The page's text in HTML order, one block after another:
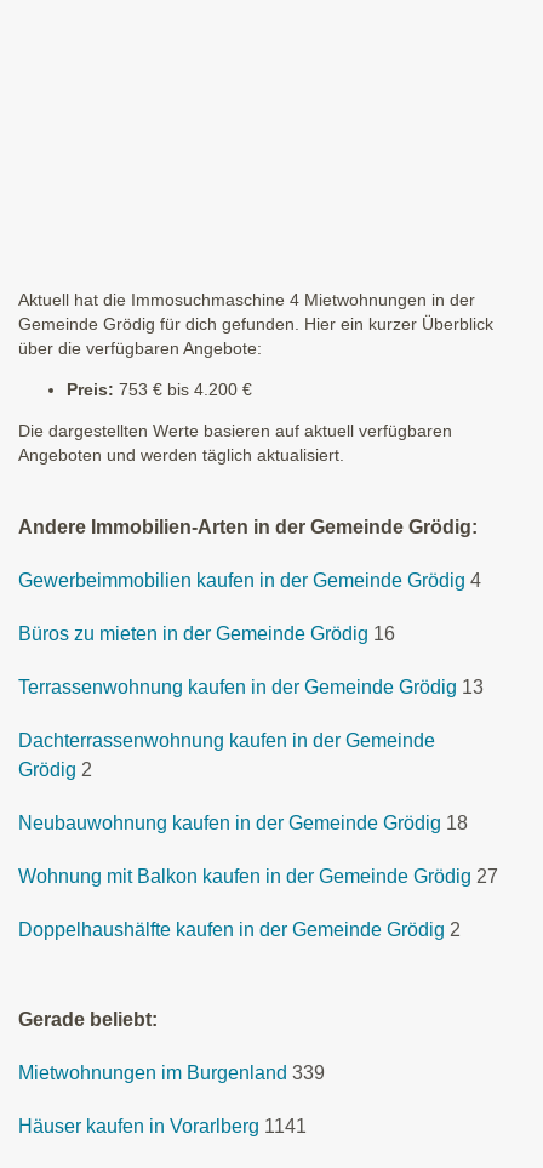
Aktuell hat die Immosuchmaschine 4 Mietwohnungen in der
Gemeinde Grödig für dich gefunden. Hier ein kurzer Überblick
über die verfügbaren Angebote:
Preis: 753 € bis 4.200 €
Die dargestellten Werte basieren auf aktuell verfügbaren
Angeboten und werden täglich aktualisiert.
Andere Immobilien-Arten in der Gemeinde Grödig:
Gewerbeimmobilien kaufen in der Gemeinde Grödig 4
Büros zu mieten in der Gemeinde Grödig 16
Terrassenwohnung kaufen in der Gemeinde Grödig 13
Dachterrassenwohnung kaufen in der Gemeinde
Grödig 2
Neubauwohnung kaufen in der Gemeinde Grödig 18
Wohnung mit Balkon kaufen in der Gemeinde Grödig 27
Doppelhaushälfte kaufen in der Gemeinde Grödig 2
Gerade beliebt:
Mietwohnungen im Burgenland 339
Häuser kaufen in Vorarlberg 1141